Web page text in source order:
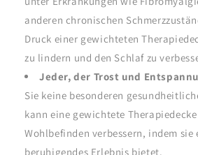
anderen chronischen
Druck einer gewichteten
zu lindern und den Schlaf zu
Jeder, der Trost und
Sie keine besonderen
kann eine gewichtete
Wohlbefinden verbessern, indem sie
beruhigendes Erlebnis bietet.